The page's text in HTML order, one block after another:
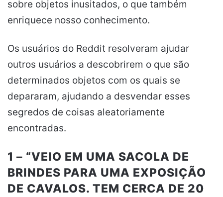
sobre objetos inusitados, o que também
enriquece nosso conhecimento.
Os usuários do Reddit resolveram ajudar
outros usuários a descobrirem o que são
determinados objetos com os quais se
depararam, ajudando a desvendar esses
segredos de coisas aleatoriamente
encontradas.
1 – “VEIO EM UMA SACOLA DE
BRINDES PARA UMA EXPOSIÇÃO
DE CAVALOS. TEM CERCA DE 20